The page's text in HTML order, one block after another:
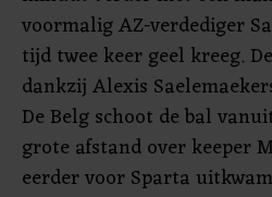
voormalig AZ-verdediger
tijd twee keer geel kreeg.
dankzij Alexis
De Belg schoot de bal
grote afstand over keeper
eerder voor Sparta